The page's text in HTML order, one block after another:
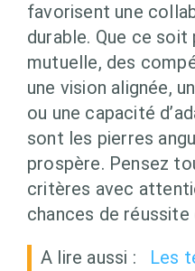
favorisent une
durable. Que ce soit
mutuelle, des
une vision alignée,
ou une capacité
sont les pierres
prospère. Pensez
critères avec
chances de
A lire aussi :
Les